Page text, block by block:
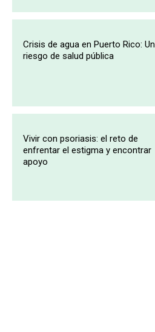
Crisis de agua en Puerto Rico: Un
riesgo de salud pública
Vivir con psoriasis: el reto de
enfrentar el estigma y encontrar
apoyo